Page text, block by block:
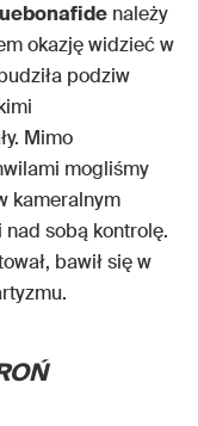
należy
okazję widzieć w
podziw
Mimo
mogliśmy
kameralnym
sobą kontrolę.
bawił się w